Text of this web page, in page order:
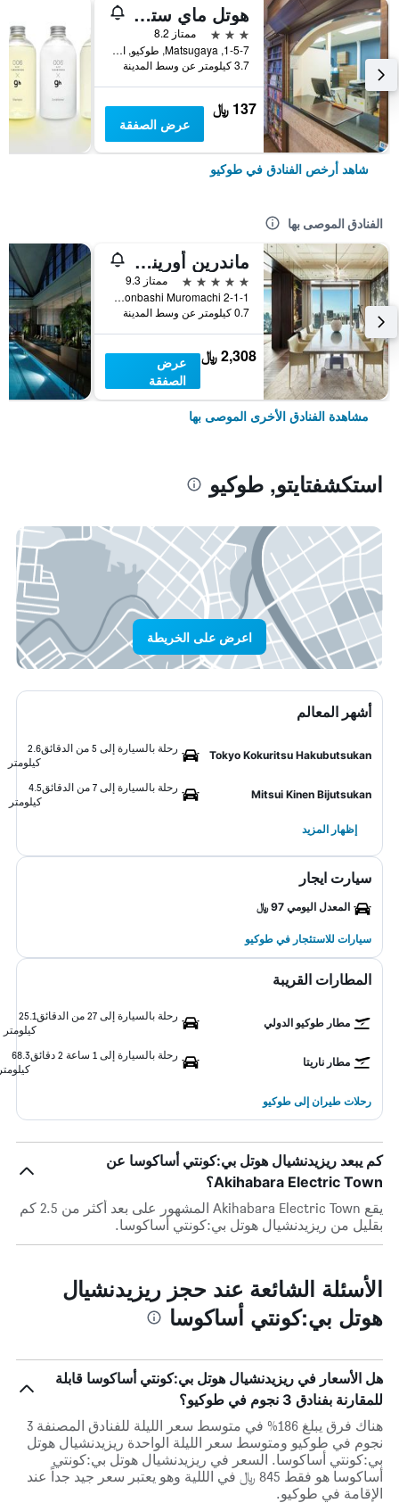
هوتل ماي ستايز أوينو إناريتشو
3 نجوم
ممتاز 8.2
1-5-7, Matsugaya, طوكيو, اليابان
3.7 كيلومتر عن وسط المدينة
137 ﷼
عرض الصفقة
شاهد أرخص الفنادق في طوكيو
الفنادق الموصى بها
ماندرين أورينتال، طوكيو
5 نجوم
ممتاز 9.3
2-1-1 Nihonbashi Muromachi, طوكيو, اليابان
0.7 كيلومتر عن وسط المدينة
2,308 ﷼
عرض
الصفقة
مشاهدة الفنادق الأخرى الموصى بها
استكشفتايتو, طوكيو
اعرض على الخريطة
أشهر المعالم
Tokyo Kokuritsu Hakubutsukan
رحلة بالسيارة إلى 5 من الدقائق
2.6
كيلومتر
Mitsui Kinen Bijutsukan
رحلة بالسيارة إلى 7 من الدقائق
4.5
كيلومتر
إظهار المزيد
سيارت ايجار
المعدل اليومي 97 ﷼
سيارات للاستئجار في طوكيو
المطارات القريبة
مطار طوكيو الدولي
رحلة بالسيارة إلى 27 من الدقائق
25.1
كيلومتر
مطار ناريتا
رحلة بالسيارة إلى 1 ساعة 2 دقائق
68.3
رحلات طيران إلى طوكيو
كم يبعد ريزيدنشيال هوتل بي:كونتي أساكوسا عن
Akihabara Electric Town؟
يقع Akihabara Electric Town المشهور على بعد أكثر من 2.5 كم
بقليل من ريزيدنشيال هوتل بي:كونتي أساكوسا.
الأسئلة الشائعة عند حجز ريزيدنشيال
هوتل بي:كونتي أساكوسا
هل الأسعار في ريزيدنشيال هوتل بي:كونتي أساكوسا قابلة
للمقارنة بفنادق 3 نجوم في طوكيو؟
هناك فرق يبلغ 186% في متوسط ​​سعر الليلة للفنادق المصنفة 3
نجوم في طوكيو ومتوسط ​​سعر الليلة الواحدة ريزيدنشيال هوتل
بي:كونتي أساكوسا. السعر في ريزيدنشيال هوتل بي:كونتي
أساكوسا هو فقط 845 ﷼ في الللية وهو يعتبر سعر جيد جداً عند
الإقامة في طوكيو.